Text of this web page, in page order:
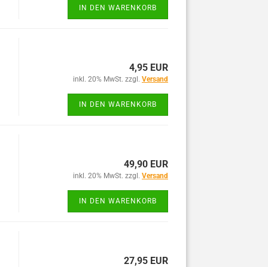
IN DEN WARENKORB
4,95 EUR
inkl. 20% MwSt. zzgl. Versand
IN DEN WARENKORB
49,90 EUR
inkl. 20% MwSt. zzgl. Versand
IN DEN WARENKORB
27,95 EUR